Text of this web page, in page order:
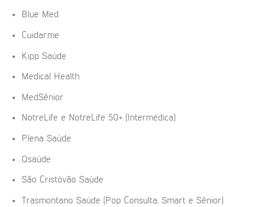
Blue Med
Cuidar.me
Kipp Saúde
Medical Health
MedSênior
NotreLife e NotreLife 50+ (Intermédica)
Plena Saúde
Qsaúde
São Cristóvão Saúde
Trasmontano Saúde (Pop Consulta, Smart e Sênior)